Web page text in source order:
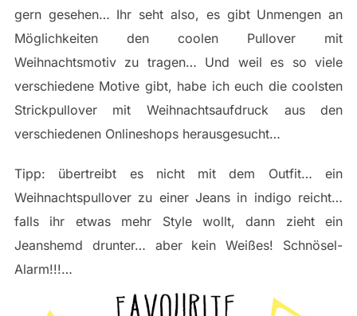
gern gesehen… Ihr seht also, es gibt Unmengen an
Möglichkeiten den coolen Pullover mit
Weihnachtsmotiv zu tragen… Und weil es so viele
verschiedene Motive gibt, habe ich euch die coolsten
Strickpullover mit Weihnachtsaufdruck aus den
verschiedenen Onlineshops herausgesucht…
Tipp: übertreibt es nicht mit dem Outfit… ein
Weihnachtspullover zu einer Jeans in indigo reicht…
falls ihr etwas mehr Style wollt, dann zieht ein
Jeanshemd drunter… aber kein Weißes! Schnösel-
Alarm!!!…